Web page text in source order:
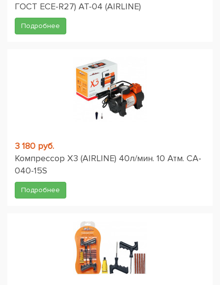
ГОСТ ЕСЕ-R27) AT-04 (AIRLINE)
Подробнее
3 180 руб.
Компрессор X3 (AIRLINE) 40л/мин. 10 Атм. CA-
040-15S
Подробнее